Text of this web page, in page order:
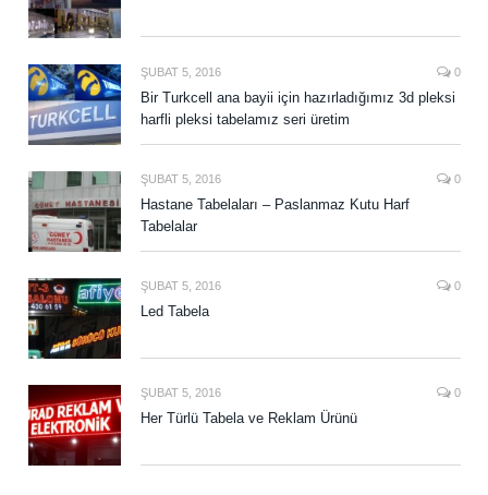
ŞUBAT 5, 2016 0
Bir Turkcell ana bayii için hazırladığımız 3d pleksi
harfli pleksi tabelamız seri üretim
ŞUBAT 5, 2016 0
Hastane Tabelaları – Paslanmaz Kutu Harf
Tabelalar
ŞUBAT 5, 2016 0
Led Tabela
ŞUBAT 5, 2016 0
Her Türlü Tabela ve Reklam Ürünü